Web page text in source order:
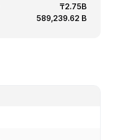
₸2.75B
589,239.62 B